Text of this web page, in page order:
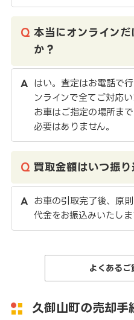
本当にオンライン
か？
はい。査定はお電話で
ンラインで全てご対応い
お車はご指定の場所ま
必要はありません。
買取金額はいつ振
お車の引取完了後、原
代金をお振込みいたしま
よくあるご
久御山町の売却手